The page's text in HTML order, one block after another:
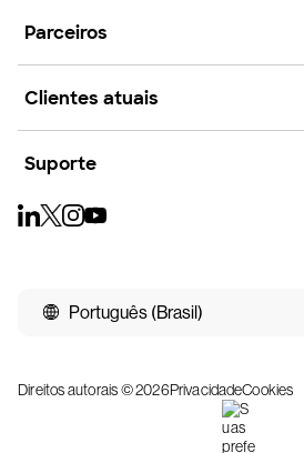
Parceiros
Clientes atuais
Suporte
Português (Brasil)
Direitos autorais © 2026PrivacidadeCookies